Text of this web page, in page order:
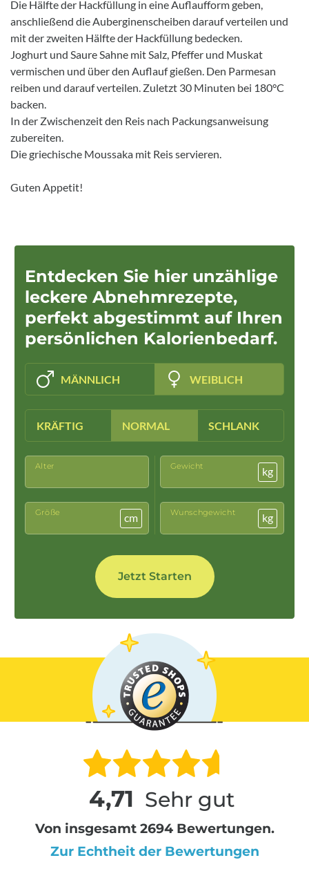
Die Hälfte der Hackfüllung in eine Auflaufform geben,
anschließend die Auberginenscheiben darauf verteilen und
mit der zweiten Hälfte der Hackfüllung bedecken.
Joghurt und Saure Sahne mit Salz, Pfeffer und Muskat
vermischen und über den Auflauf gießen. Den Parmesan
reiben und darauf verteilen. Zuletzt 30 Minuten bei 180°C
backen.
In der Zwischenzeit den Reis nach Packungsanweisung
zubereiten.
Die griechische Moussaka mit Reis servieren.
Guten Appetit!
Entdecken Sie hier unzählige
leckere Abnehmrezepte,
perfekt abgestimmt auf Ihren
persönlichen Kalorienbedarf.
MÄNNLICH WEIBLICH
KRÄFTIG NORMAL SCHLANK
Alter
Größe cm
Gewicht kg
Wunschgewicht kg
4,71 Sehr gut
Von insgesamt 2694 Bewertungen.
Zur Echtheit der Bewertungen